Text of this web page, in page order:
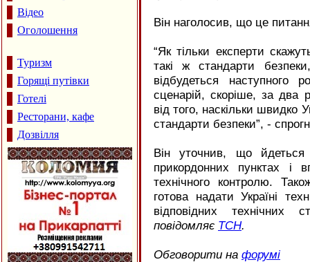
Відео
Оголошення
Туризм
Горящі путівки
Готелі
Ресторани, кафе
Дозвілля
Він наголосив, що це
“Як тільки експерти
такі ж стандарти
відбудеться наступного
сценарій, скоріше, за
від того, наскільки швидко
стандарти безпеки”, -
Він уточнив, що
прикордонних пунктах і
технічного контролю.
готова надати Україні
відповідних технічних
повідомляє ТСН.
Обговорити на форумі